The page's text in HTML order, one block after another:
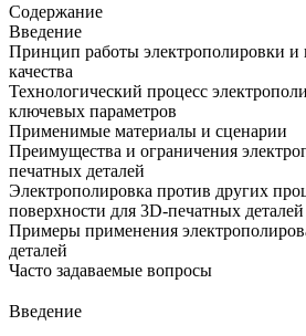
Содержание
Введение
Принцип работы электрополировки и
качества
Технологический процесс
ключевых параметров
Применимые материалы и сценарии
Преимущества и ограничения
печатных деталей
Электрополировка против других
поверхности для 3D-печатных деталей
Примеры применения
деталей
Часто задаваемые вопросы
Введение